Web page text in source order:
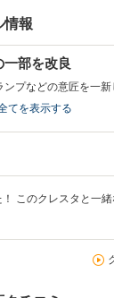
情報
部を改良
てを表示する
このクレスタと一